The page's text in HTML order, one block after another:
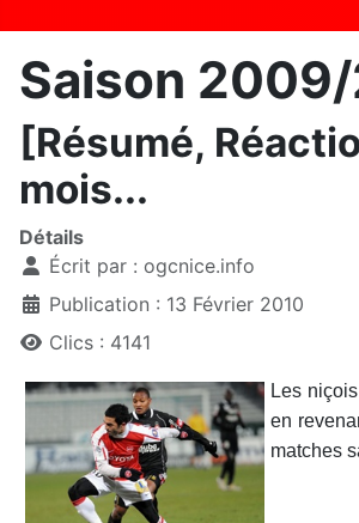
Saison
[Résumé,
mois...
Détails
Écrit par : ogcnice.info
Publication : 13 Février 2010
Clics : 4141
Les
en
matches